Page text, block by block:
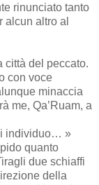
rinunciato tanto
alcun altro al
città del peccato.
con voce
minaccia
me, Qa’Ruam, a
individuo… »
quanto
due schiaffi
della